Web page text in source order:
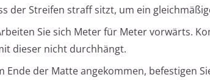
der Streifen straff sitzt, um ein
Sie sich Meter für Meter vorwärts.
dieser nicht durchhängt.
Ende der Matte angekommen, befestigen